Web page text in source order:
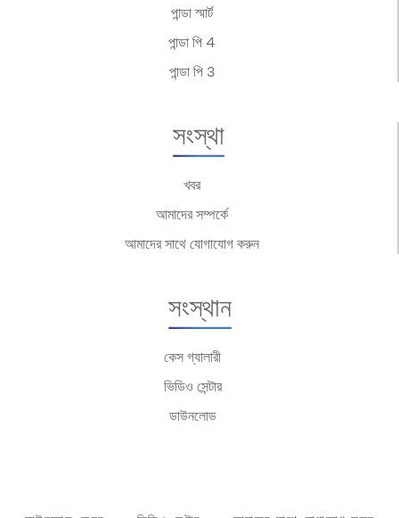
পান্ডা স্মার্ট
পান্ডা পি 4
পান্ডা পি 3
সংস্থা
খবর
আমাদের সম্পর্কে
আমাদের সাথে যোগাযোগ করুন
সংস্থান
কেস গ্যালারী
ভিডিও সেন্টার
ডাউনলোড